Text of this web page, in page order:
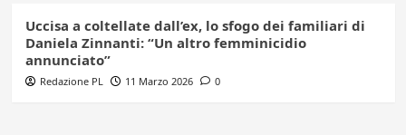
Uccisa a coltellate dall’ex, lo sfogo dei familiari di
Daniela Zinnanti: “Un altro femminicidio
annunciato”
Redazione PL 11 Marzo 2026 0